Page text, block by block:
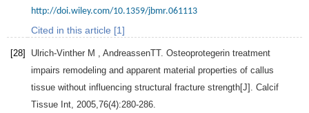
http://doi.wiley.com/10.1359/jbmr.061113
Cited in this article [1]
[28] Ulrich-Vinther M , AndreassenTT. Osteoprotegerin treatment
impairs remodeling and apparent material properties of callus
tissue without influencing structural fracture strength[J]. Calcif
Tissue Int 2005 76(4):280-286.